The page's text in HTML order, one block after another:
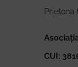
Prietena
CUI: